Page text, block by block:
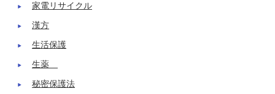
家電リサイクル
漢方
生活保護
生薬
秘密保護法